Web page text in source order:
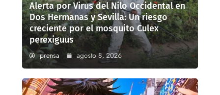
Alerta por Virus del Nilo Occidental en
Dos Hermanas y Sevilla: Un riesgo
creciente por el mosquito Culex
perexiguus
prensa agosto 8, 2026